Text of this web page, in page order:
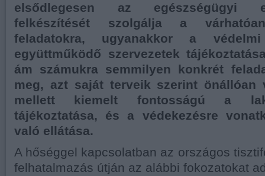
elsődlegesen az egészségügyi
felkészítését szolgálja a
feladatokra, ugyanakkor a
együttműködő szervezetek
ám számukra semmilyen konkrét
meg, azt saját terveik szerint önállóan
mellett kiemelt fontosságú a
tájékoztatása, és a védekezésre
való ellátása.
A hőséggel kapcsolatban az országos
felhatalmazás útján az alábbi fokozatokat